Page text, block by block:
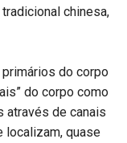
chinesa,
do corpo
do corpo como
através de canais
localizam, quase